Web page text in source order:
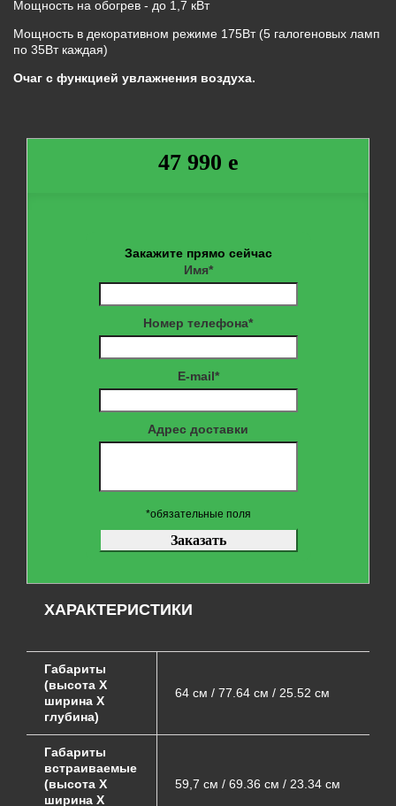
Мощность на обогрев - до 1,7 кВт
Мощность в декоративном режиме 175Вт (5 галогеновых ламп
по 35Вт каждая)
Очаг с функцией увлажнения воздуха.
47 990 e
Закажите прямо сейчас
Имя*
Номер телефона*
E-mail*
Адрес доставки
*обязательные поля
ХАРАКТЕРИСТИКИ
Габариты
(высота Х
ширина Х
глубина)
64 см / 77.64 см / 25.52 см
Габариты
встраиваемые
(высота Х
ширина Х
59,7 см / 69.36 см / 23.34 см